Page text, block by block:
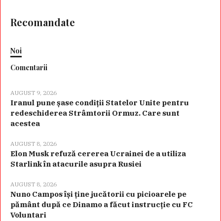
Recomandate
Noi
Comentarii
AUGUST 9, 2026
Iranul pune șase condiții Statelor Unite pentru
redeschiderea Strâmtorii Ormuz. Care sunt
acestea
AUGUST 8, 2026
Elon Musk refuză cererea Ucrainei de a utiliza
Starlink în atacurile asupra Rusiei
AUGUST 8, 2026
Nuno Campos își ține jucătorii cu picioarele pe
pământ după ce Dinamo a făcut instrucție cu FC
Voluntari